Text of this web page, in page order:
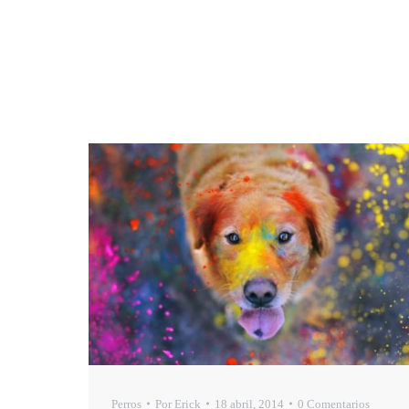
Perros Por Erick 18 abril, 2014 0 Comentarios